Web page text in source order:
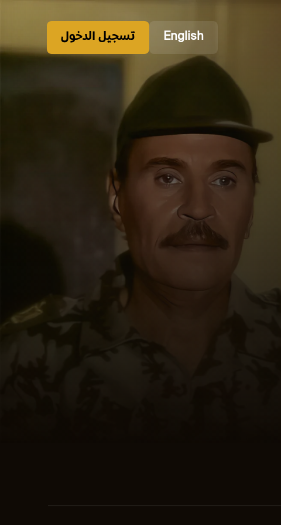
English تسجيل الدخول